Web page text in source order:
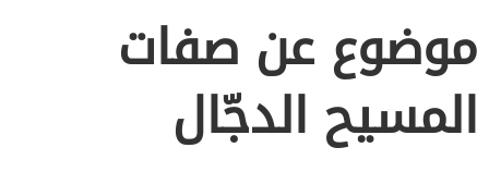
موضوع عن صفات
المسيح الدجّال